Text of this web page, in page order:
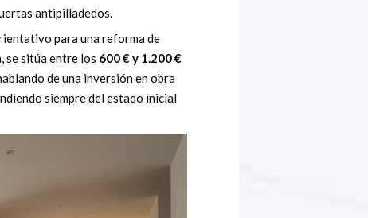
antipilladedos.
para una reforma de
se sitúa entre los 600 € y 1.200 €
de una inversión en obra
siempre del estado inicial